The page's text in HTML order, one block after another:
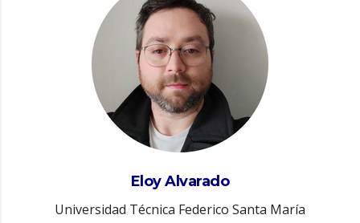
Eloy Alvarado
Universidad Técnica Federico Santa María